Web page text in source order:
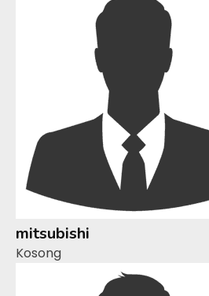
mitsubishi
Kosong